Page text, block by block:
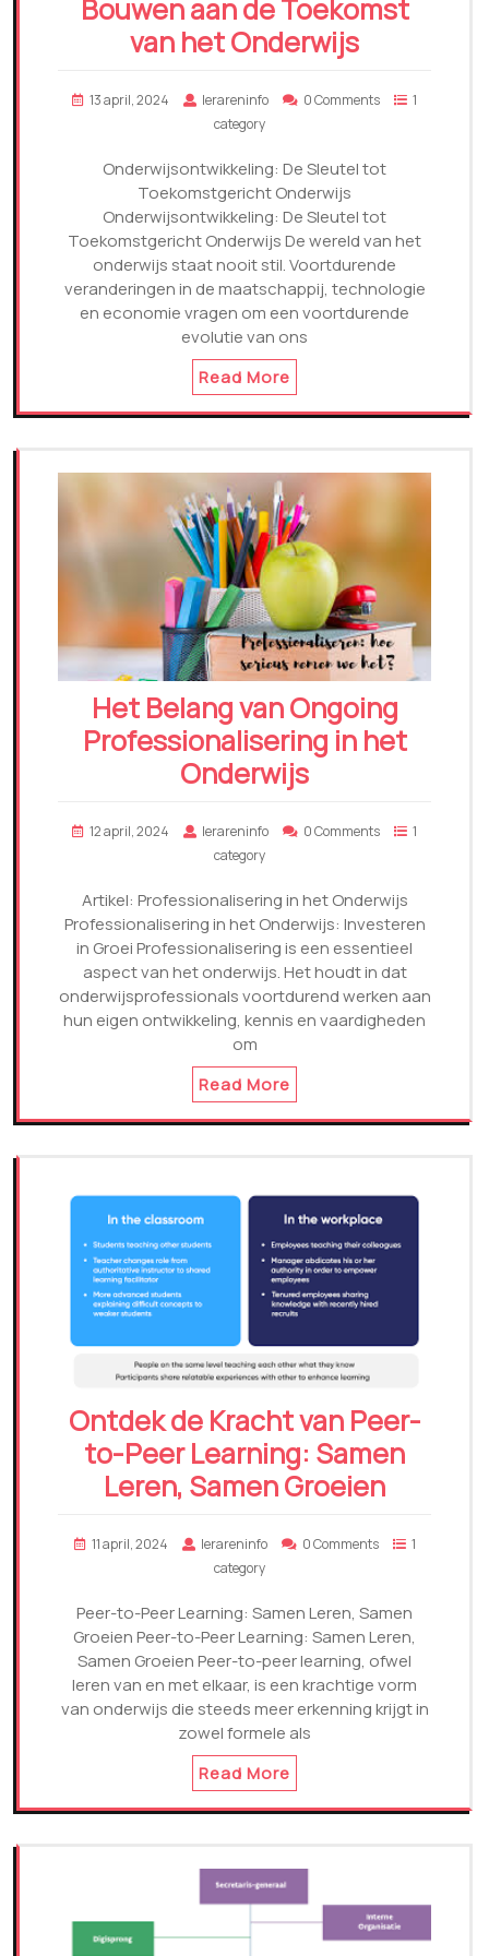
Bouwen aan de Toekomst
van het Onderwijs
13 april, 2024 lerareninfo 0 Comments
1
category
Onderwijsontwikkeling: De Sleutel tot
Toekomstgericht Onderwijs
Onderwijsontwikkeling: De Sleutel tot
Toekomstgericht Onderwijs De wereld van het
onderwijs staat nooit stil. Voortdurende
veranderingen in de maatschappij, technologie
en economie vragen om een voortdurende
evolutie van ons
Read More
Het Belang van Ongoing
Professionalisering in het
Onderwijs
12 april, 2024 lerareninfo 0 Comments
1
category
Artikel: Professionalisering in het Onderwijs
Professionalisering in het Onderwijs: Investeren
in Groei Professionalisering is een essentieel
aspect van het onderwijs. Het houdt in dat
onderwijsprofessionals voortdurend werken aan
hun eigen ontwikkeling, kennis en vaardigheden
om
Read More
Ontdek de Kracht van Peer-
to-Peer Learning: Samen
Leren, Samen Groeien
11 april, 2024 lerareninfo 0 Comments
1
category
Peer-to-Peer Learning: Samen Leren, Samen
Groeien Peer-to-Peer Learning: Samen Leren,
Samen Groeien Peer-to-peer learning, ofwel
leren van en met elkaar, is een krachtige vorm
van onderwijs die steeds meer erkenning krijgt in
zowel formele als
Read More